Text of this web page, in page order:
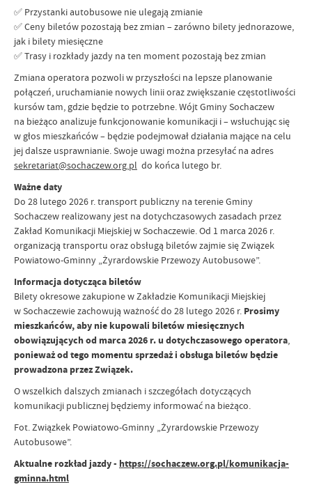
✅ Przystanki autobusowe nie ulegają zmianie
✅ Ceny biletów pozostają bez zmian – zarówno bilety jednorazowe,
jak i bilety miesięczne
✅ Trasy i rozkłady jazdy na ten moment pozostają bez zmian
Zmiana operatora pozwoli w przyszłości na lepsze planowanie
połączeń, uruchamianie nowych linii oraz zwiększanie częstotliwości
kursów tam, gdzie będzie to potrzebne. Wójt Gminy Sochaczew
na bieżąco analizuje funkcjonowanie komunikacji i – wsłuchując się
w głos mieszkańców – będzie podejmował działania mające na celu
jej dalsze usprawnianie. Swoje uwagi można przesyłać na adres
sekretariat@sochaczew.org.pl do końca lutego br.
Ważne daty
Do 28 lutego 2026 r. transport publiczny na terenie Gminy
Sochaczew realizowany jest na dotychczasowych zasadach przez
Zakład Komunikacji Miejskiej w Sochaczewie. Od 1 marca 2026 r.
organizacją transportu oraz obsługą biletów zajmie się Związek
Powiatowo-Gminny „Żyrardowskie Przewozy Autobusowe”.
Informacja dotycząca biletów
Bilety okresowe zakupione w Zakładzie Komunikacji Miejskiej
w Sochaczewie zachowują ważność do 28 lutego 2026 r. Prosimy
mieszkańców, aby nie kupowali biletów miesięcznych
obowiązujących od marca 2026 r. u dotychczasowego operatora,
ponieważ od tego momentu sprzedaż i obsługa biletów będzie
prowadzona przez Związek.
O wszelkich dalszych zmianach i szczegółach dotyczących
komunikacji publicznej będziemy informować na bieżąco.
Fot. Związkek Powiatowo-Gminny „Żyrardowskie Przewozy
Autobusowe”.
Aktualne rozkład jazdy - https://sochaczew.org.pl/komunikacja-
gminna.html